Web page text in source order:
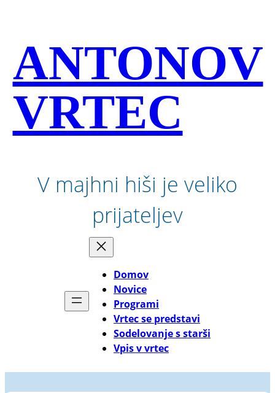
ANTONOV
VRTEC
V majhni hiši je veliko
prijateljev
Domov
Novice
Programi
Vrtec se predstavi
Sodelovanje s starši
Vpis v vrtec